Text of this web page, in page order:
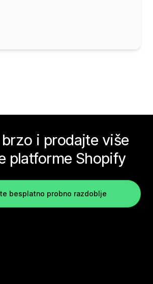
i prodajte više
platforme Shopify
besplatno probno razdoblje